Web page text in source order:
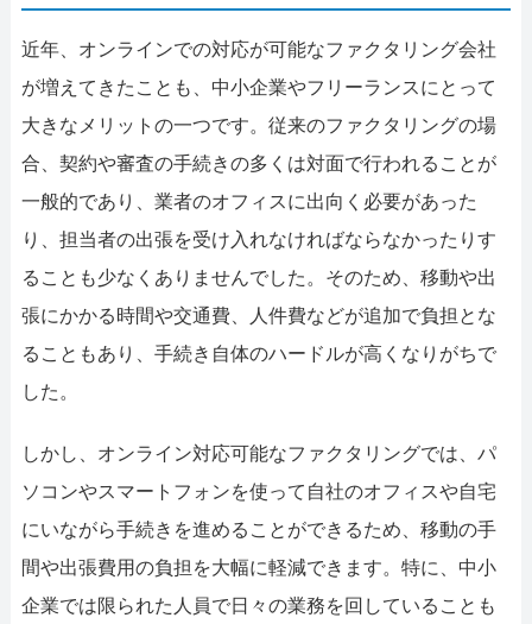
近年、オンラインでの対応が可能なファクタリング会社
が増えてきたことも、中小企業やフリーランスにとって
大きなメリットの一つです。従来のファクタリングの場
合、契約や審査の手続きの多くは対面で行われることが
一般的であり、業者のオフィスに出向く必要があった
り、担当者の出張を受け入れなければならなかったりす
ることも少なくありませんでした。そのため、移動や出
張にかかる時間や交通費、人件費などが追加で負担とな
ることもあり、手続き自体のハードルが高くなりがちで
した。
しかし、オンライン対応可能なファクタリングでは、パ
ソコンやスマートフォンを使って自社のオフィスや自宅
にいながら手続きを進めることができるため、移動の手
間や出張費用の負担を大幅に軽減できます。特に、中小
企業では限られた人員で日々の業務を回していることも